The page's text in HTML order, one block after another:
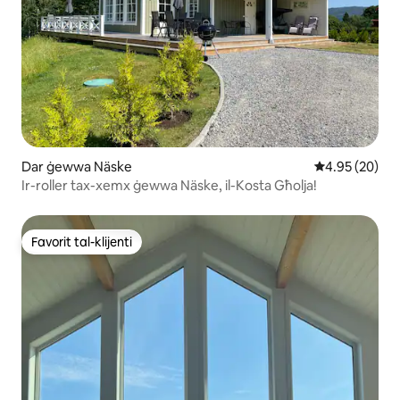
Dar ġewwa Näske Rating medju
4.95 (20)
Ir-roller tax-xemx ġewwa Näske, il-Kosta Għolja!
Favorit tal-klijenti
Favorit tal-klijenti